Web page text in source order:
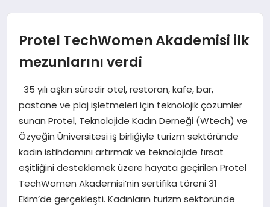
SPOR
EKONOMI
TEKNOLOJI
EĞITIM
MAGAZIN
YAŞAM
Protel TechWomen Akademisi ilk
mezunlarını verdi
35 yılı aşkın süredir otel, restoran, kafe, bar,
pastane ve plaj işletmeleri için teknolojik çözümler
sunan Protel, Teknolojide Kadın Derneği (Wtech) ve
Özyeğin Üniversitesi iş birliğiyle turizm sektöründe
kadın istihdamını artırmak ve teknolojide fırsat
eşitliğini desteklemek üzere hayata geçirilen Protel
TechWomen Akademisi’nin sertifika töreni 31
Ekim’de gerçekleşti. Kadınların turizm sektöründe